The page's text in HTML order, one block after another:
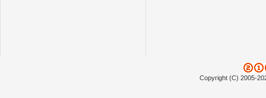
Copyright (C) 2005-